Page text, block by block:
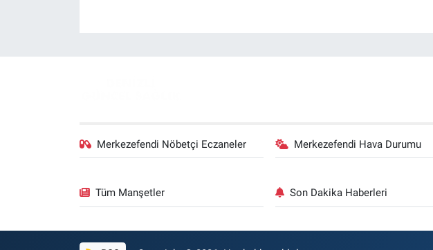
Merkezefendi Nöbetçi Eczaneler Merkezefendi Hava Durumu
Tüm Manşetler Son Dakika Haberleri